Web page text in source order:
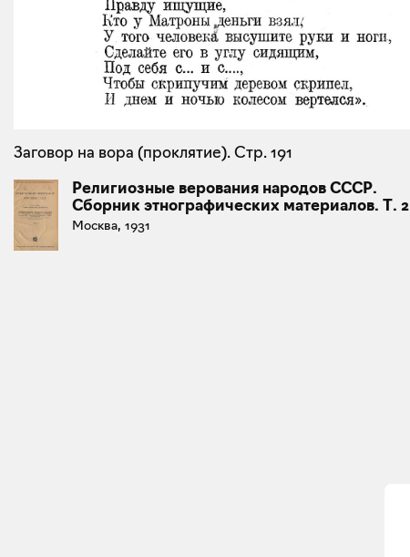
Заговор на вора (проклятие). Стр. 191
Религиозные верования народов СССР.
Сборник этнографических материалов. Т. 2
Москва, 1931